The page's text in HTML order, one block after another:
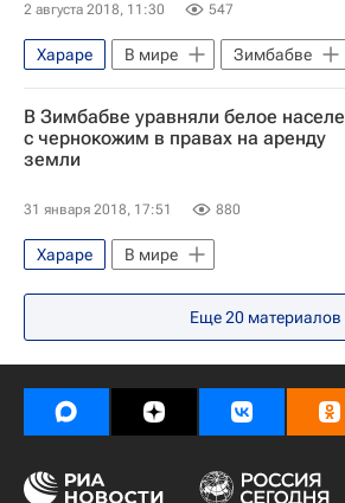
2 августа 2018, 11:30 547
Хараре В мире
Зимбабве
Эммерсон Мнангагва
В Зимбабве уравняли белое
с чернокожим в правах на аренду
земли
31 января 2018, 17:51 880
Хараре В мире
Еще20 материалов